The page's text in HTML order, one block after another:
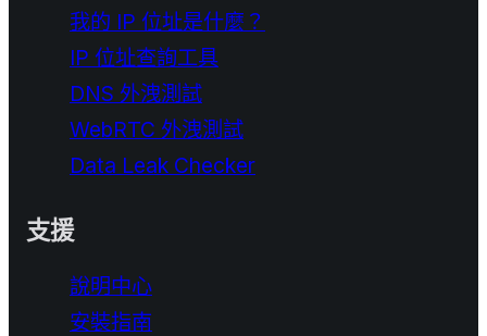
我的 IP 位址是什麼？
IP 位址查詢工具
DNS 外洩測試
WebRTC 外洩測試
Data Leak Checker
支援
說明中心
安裝指南